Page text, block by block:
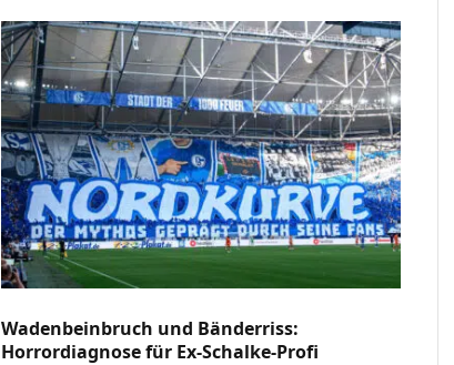
Wadenbeinbruch und Bänderriss:
Horrordiagnose für Ex-Schalke-Profi